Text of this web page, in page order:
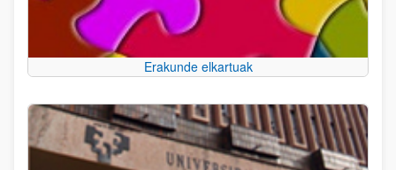
Erakunde elkartuak